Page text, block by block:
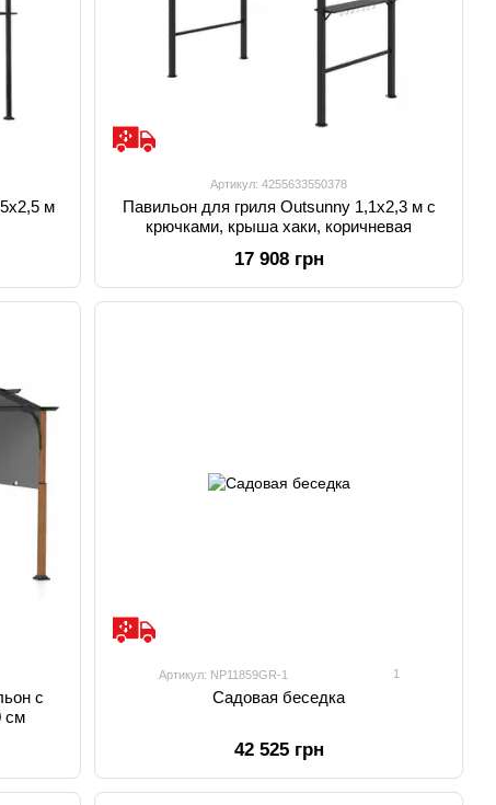
м
Артикул: 4255633550378
Павильон для гриля Outsunny 1,1x2,3 м с
крючками, крыша хаки, коричневая
17 908 грн
с
см
Артикул: NP11859GR-1 1
Садовая беседка
42 525 грн